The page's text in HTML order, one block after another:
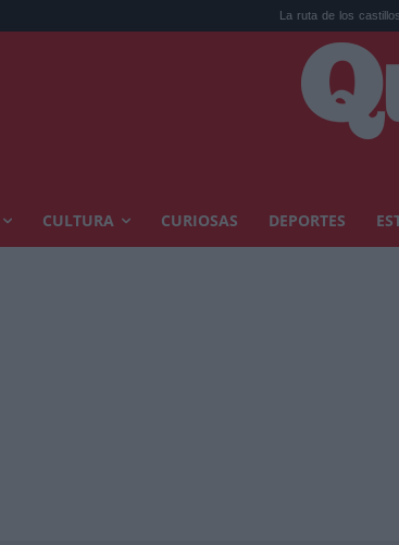
La ruta de los castillos de
CULTURA CURIOSAS DEPORTES